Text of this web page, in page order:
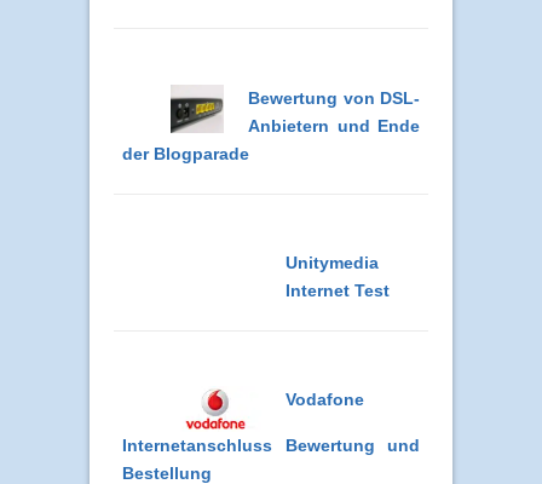
Bewertung von DSL-
Anbietern und Ende
der Blogparade
Unitymedia
Internet Test
Vodafone
Internetanschluss Bewertung und
Bestellung